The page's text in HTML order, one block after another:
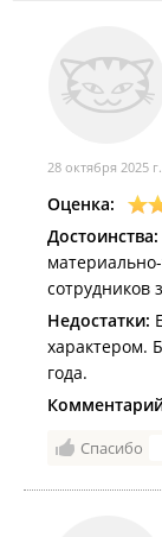
28 октября 2025 г.
Оценка:
Достоинства:
сотрудников
Недостатки:
характером.
года.
Спасибо